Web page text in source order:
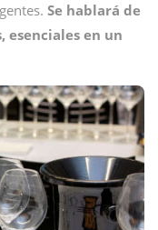
Se hablará de
esenciales en un